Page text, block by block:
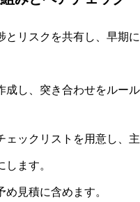
とリスクを共有し、早期
成し、突き合わせをルール
ェックリストを用意し、主
ます。
め見積に含めます。